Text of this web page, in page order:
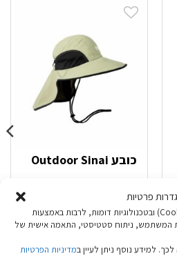
פרטיות
באתר זה נעשה שימוש בעוגיות (Cookies) ובטכנולוגיות דומות, לרבות באמצעות
המשתמש, ניתוח סטטיסטי, התאמה אישית של
למידע נוסף ניתן לעיין במדיניות הפרטיות
כובע Outdoor Sinai
109.90